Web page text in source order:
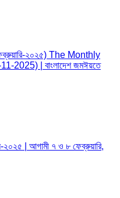
২০২৫) The Monthly
| বাংলাদেশ জমঈয়তে
২০২৫ | আগামী ৭ ও ৮ ফেব্রুয়ারি,